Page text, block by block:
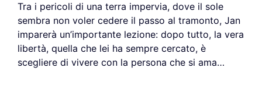
Tra i pericoli di una terra impervia, dove il sole
sembra non voler cedere il passo al tramonto, Jan
imparerà un’importante lezione: dopo tutto, la vera
libertà, quella che lei ha sempre cercato, è
scegliere di vivere con la persona che si ama…